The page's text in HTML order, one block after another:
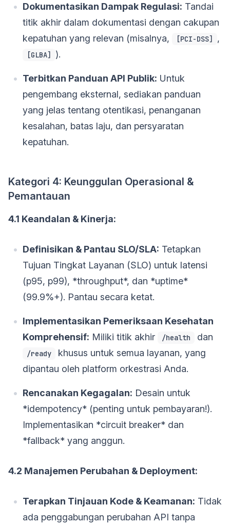
Dokumentasikan Dampak Regulasi: Tandai
titik akhir dalam dokumentasi dengan cakupan
kepatuhan yang relevan (misalnya,
[PCI-DSS] ,
[GLBA] ).
Terbitkan Panduan API Publik: Untuk
pengembang eksternal, sediakan panduan
yang jelas tentang otentikasi, penanganan
kesalahan, batas laju, dan persyaratan
kepatuhan.
Kategori 4: Keunggulan Operasional &
Pemantauan
4.1 Keandalan & Kinerja:
Definisikan & Pantau SLO/SLA: Tetapkan
Tujuan Tingkat Layanan (SLO) untuk latensi
(p95, p99), *throughput*, dan *uptime*
(99.9%+). Pantau secara ketat.
Implementasikan Pemeriksaan Kesehatan
Komprehensif: Miliki titik akhir /health dan
/ready
khusus untuk semua layanan, yang
dipantau oleh platform orkestrasi Anda.
Rencanakan Kegagalan: Desain untuk
*idempotency* (penting untuk pembayaran!).
Implementasikan *circuit breaker* dan
*fallback* yang anggun.
4.2 Manajemen Perubahan & Deployment:
Terapkan Tinjauan Kode & Keamanan: Tidak
ada penggabungan perubahan API tanpa